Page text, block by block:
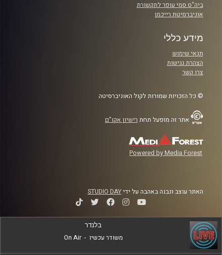
ביה"ס סמי עופר לתקשורת
אוניברסיטת רייכמן
מידע כללי
תנאי שימוש
הצהרת נגישות
צרו קשר
© כל הזכויות שמורות לקול האוניברסיטה
אתר זה מופעל תחת רישיון אקו"ם
Powered by Media Forest
האתר עוצב ונבנה באהבה על ידיSTUDIO DAY
בלנדר
משודר עכשיו -
On Air